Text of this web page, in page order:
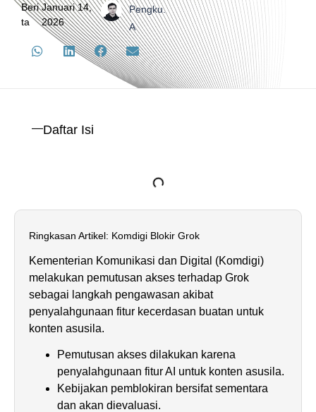
Beri
ta
Januari 14,
2026
Pengku.
A
Daftar Isi
Ringkasan Artikel: Komdigi Blokir Grok
Kementerian Komunikasi dan Digital (Komdigi)
melakukan pemutusan akses terhadap Grok
sebagai langkah pengawasan akibat
penyalahgunaan fitur kecerdasan buatan untuk
konten asusila.
Pemutusan akses dilakukan karena
penyalahgunaan fitur AI untuk konten asusila.
Kebijakan pemblokiran bersifat sementara
dan akan dievaluasi.